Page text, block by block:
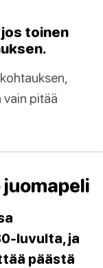
jos toinen
vain pitää
juomapeli
luvulta, ja
päästä